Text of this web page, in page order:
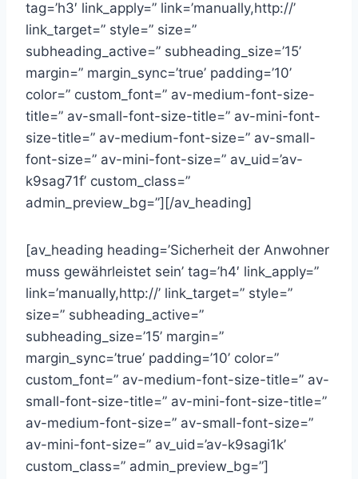
tag=’h3′ link_apply=” link=’manually,http://’
link_target=” style=” size=”
subheading_active=” subheading_size=’15’
margin=” margin_sync=’true’ padding=’10’
color=” custom_font=” av-medium-font-size-
title=” av-small-font-size-title=” av-mini-font-
size-title=” av-medium-font-size=” av-small-
font-size=” av-mini-font-size=” av_uid=’av-
k9sag71f’ custom_class=”
admin_preview_bg=”][/av_heading]
[av_heading heading=’Sicherheit der Anwohner
muss gewährleistet sein’ tag=’h4′ link_apply=”
link=’manually,http://’ link_target=” style=”
size=” subheading_active=”
subheading_size=’15’ margin=”
margin_sync=’true’ padding=’10’ color=”
custom_font=” av-medium-font-size-title=” av-
small-font-size-title=” av-mini-font-size-title=”
av-medium-font-size=” av-small-font-size=”
av-mini-font-size=” av_uid=’av-k9sagi1k’
custom_class=” admin_preview_bg=”]